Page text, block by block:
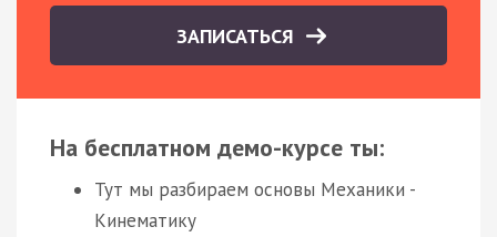
ЗАПИСАТЬСЯ
На бесплатном демо-курсе ты:
Тут мы разбираем основы Механики -
Кинематику